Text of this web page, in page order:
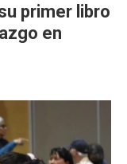
primer libro
en